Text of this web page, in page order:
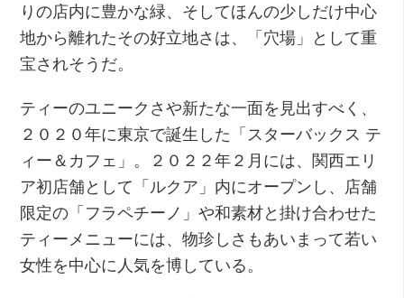
りの店内に豊かな緑、そしてほんの少しだけ中心
地から離れたその好立地さは、「穴場」として重
宝されそうだ。
ティーのユニークさや新たな一面を見出すべく、
２０２０年に東京で誕生した「スターバックス テ
ィー＆カフェ」。２０２２年２月には、関西エリ
ア初店舗として「ルクア」内にオープンし、店舗
限定の「フラペチーノ」や和素材と掛け合わせた
ティーメニューには、物珍しさもあいまって若い
女性を中心に人気を博している。